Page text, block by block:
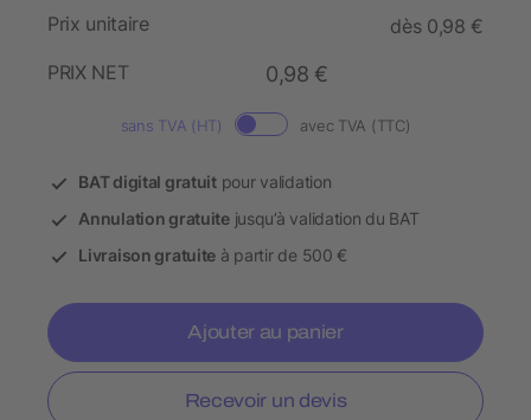
Prix unitaire
dès 0,98 €
PRIX NET
0,98 €
sans TVA (HT) avec TVA (TTC)
BAT digital gratuitpour validation
Annulation gratuitejusqu’à validation du BAT
Livraison gratuite à partir de 500 €
Ajouter au panier
Recevoir un devis